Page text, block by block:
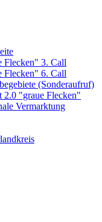
Flecken" 3. Call
Flecken" 6. Call
(Sonderaufruf)
2.0 "graue Flecken"
Vermarktung